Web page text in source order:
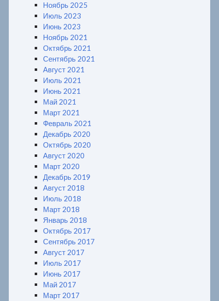
Ноябрь 2025
Июль 2023
Июнь 2023
Ноябрь 2021
Октябрь 2021
Сентябрь 2021
Август 2021
Июль 2021
Июнь 2021
Май 2021
Март 2021
Февраль 2021
Декабрь 2020
Октябрь 2020
Август 2020
Март 2020
Декабрь 2019
Август 2018
Июль 2018
Март 2018
Январь 2018
Октябрь 2017
Сентябрь 2017
Август 2017
Июль 2017
Июнь 2017
Май 2017
Март 2017